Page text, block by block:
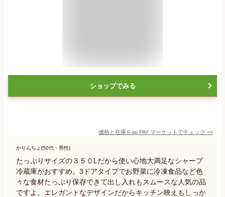
ショップでみる
価格と在庫をau PAY マーケット でチェック >>
かりんちょ(50代・男性)
たっぷりサイズの３５０Lだから使い心地大満足なシャープ
冷蔵庫がおすすめ。3ドアタイプでお野菜に冷凍食品など色
々な食材たっぷり保存できて出し入れもスムースな人気の品
ですよ。エレガントなデザインだからキッチン映えもしっか